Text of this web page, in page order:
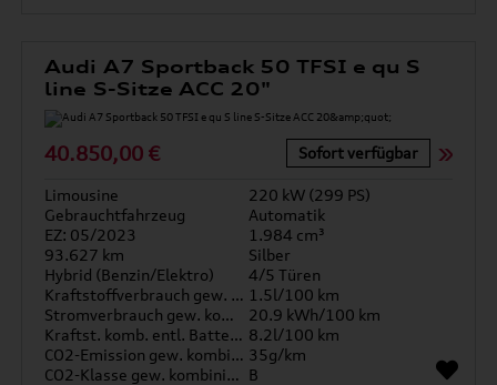
Audi A7 Sportback 50 TFSI e qu S
line S-Sitze ACC 20"
40.850,00 € Sofort verfügbar
Limousine
220 kW (299 PS)
Gebrauchtfahrzeug
Automatik
EZ: 05/2023
1.984 cm³
93.627 km
Silber
Hybrid (Benzin/Elektro)
4/5 Türen
Kraftstoffverbrauch gew. kombiniert 1.5l/100 km
Stromverbrauch gew. kombiniert
20.9 kWh/100 km
Kraftst. komb. entl. Batterie 8.2l/100 km
CO2-Emission gew. kombiniert 35g/km
CO2-Klasse gew. kombiniert B